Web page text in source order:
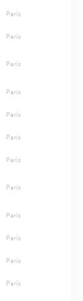
Paris
Paris
Paris
Paris
Paris
Paris
Paris
Paris
Paris
Paris
Paris
Paris